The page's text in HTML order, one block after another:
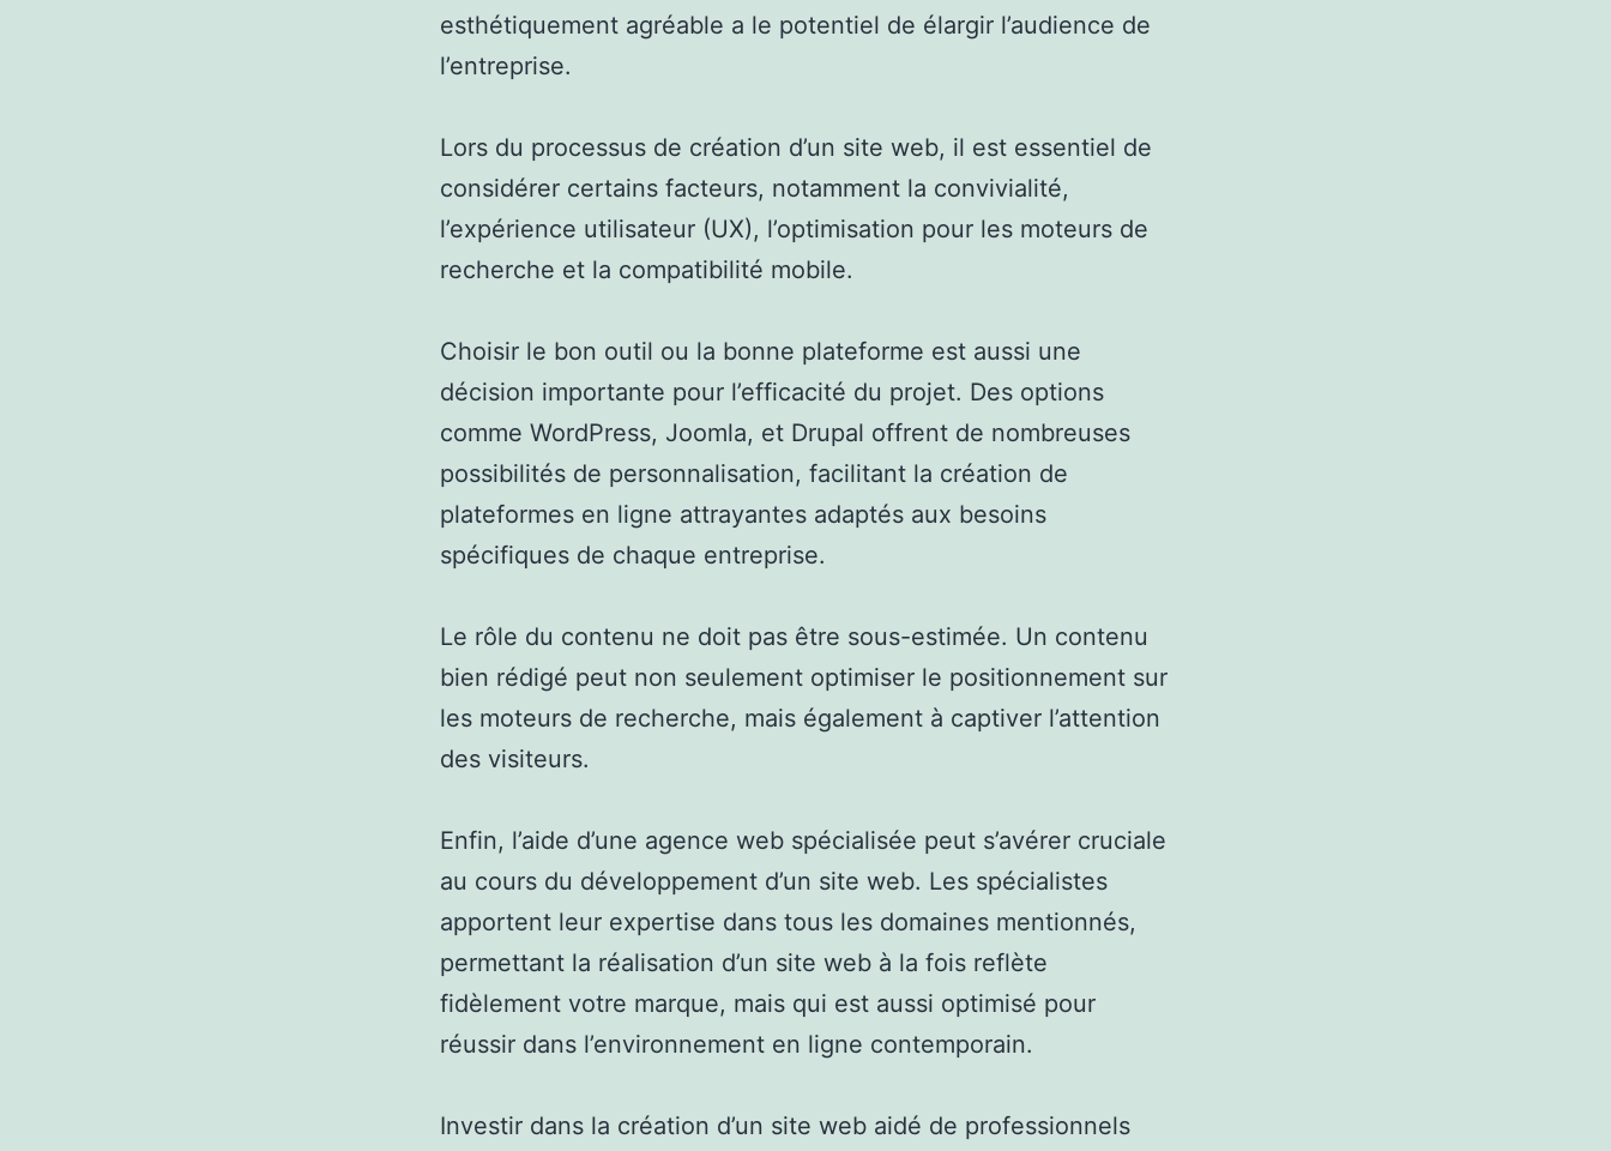
esthétiquement agréable a le potentiel de élargir l’audience de
l’entreprise.
Lors du processus de création d’un site web, il est essentiel de
considérer certains facteurs, notamment la convivialité,
l’expérience utilisateur (UX), l’optimisation pour les moteurs de
recherche et la compatibilité mobile.
Choisir le bon outil ou la bonne plateforme est aussi une
décision importante pour l’efficacité du projet. Des options
comme WordPress, Joomla, et Drupal offrent de nombreuses
possibilités de personnalisation, facilitant la création de
plateformes en ligne attrayantes adaptés aux besoins
spécifiques de chaque entreprise.
Le rôle du contenu ne doit pas être sous-estimée. Un contenu
bien rédigé peut non seulement optimiser le positionnement sur
les moteurs de recherche, mais également à captiver l’attention
des visiteurs.
Enfin, l’aide d’une agence web spécialisée peut s’avérer cruciale
au cours du développement d’un site web. Les spécialistes
apportent leur expertise dans tous les domaines mentionnés,
permettant la réalisation d’un site web à la fois reflète
fidèlement votre marque, mais qui est aussi optimisé pour
réussir dans l’environnement en ligne contemporain.
Investir dans la création d’un site web aidé de professionnels